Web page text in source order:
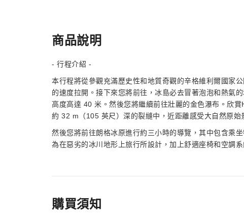
商品說明
- 行程介紹 -
本行程將從參觀充滿歷史性和地質奇觀的辛格維利爾國家
的速度拉開。接下來您將前往，冰島必去冒著泡泡和熱氣
高度高達 40 米。然後您將繼續前往壯麗的金色瀑布。欣
約 32 m（105 英尺）深的裂縫中，近距離感受大自然原始
然後您將前往朗格冰原進行約三小時的導覽，其中包含乘
為在惡劣的冰川地形上旅行所設計，加上舒適座椅和空調
購買須知